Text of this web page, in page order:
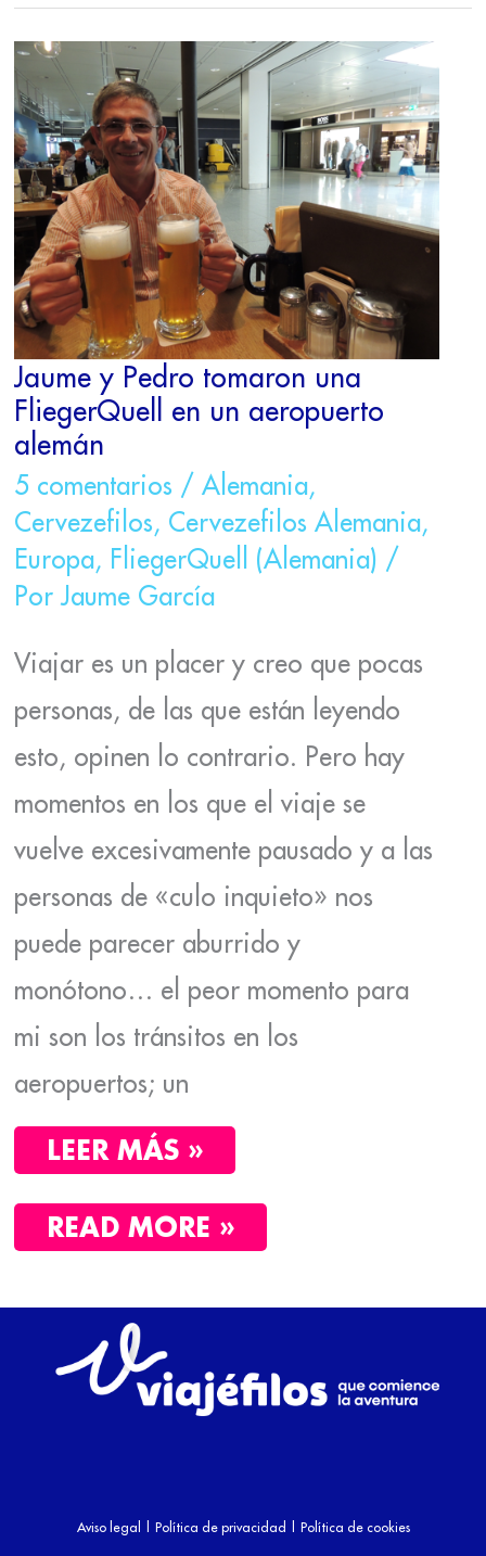
Jaume y Pedro tomaron una
FliegerQuell en un aeropuerto
alemán
5 comentarios / Alemania,
Cervezefilos, Cervezefilos Alemania,
Europa, FliegerQuell (Alemania) /
Por Jaume García
Viajar es un placer y creo que pocas
personas, de las que están leyendo
esto, opinen lo contrario. Pero hay
momentos en los que el viaje se
vuelve excesivamente pausado y a las
personas de «culo inquieto» nos
puede parecer aburrido y
monótono… el peor momento para
mi son los tránsitos en los
aeropuertos; un
LEER MÁS »
JAUME
Y
PEDRO
TOMARON
UNA
FLIEGERQUELL
EN
UN
AEROPUERTO
ALEMÁN
READ MORE »
Aviso legal Política de privacidad Política de cookies